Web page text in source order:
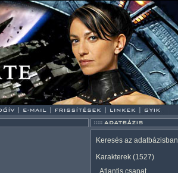
Keresés az adatbázisban
Karakterek (1527)
Atlantis csapat